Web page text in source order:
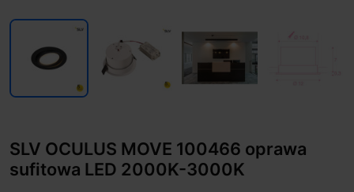
SLV OCULUS MOVE 100466 oprawa
sufitowa LED 2000K-3000K